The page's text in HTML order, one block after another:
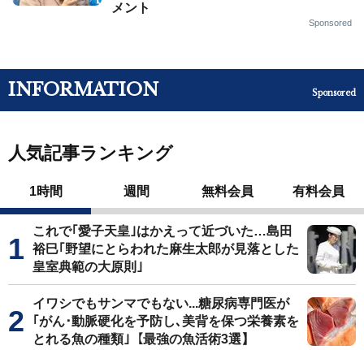
メント
Sponsored
INFORMATION Sponsored
人気記事ランキング
1時間 週間 無料会員 有料会員
これで｢愛子天皇｣はかえって近づいた…島田
裕巳｢野望にとらわれた麻生太郎が見落とした
皇室典範の大原則｣
イワシでもサンマでもない...糖尿病専門医が
｢がん･動脈硬化を予防し､美背を保つ栄養素を
とれる魚の種類｣【最強の魚活術3選】